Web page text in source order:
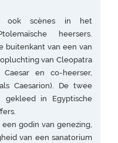
ook scènes in het
heersers.
buitenkant van een van
van Cleopatra
en co-heerser,
Caesarion). De twee
gekleed in Egyptische
godin van genezing,
van een sanatorium